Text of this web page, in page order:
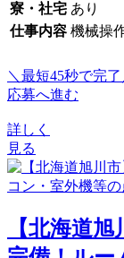
寮・社宅 あり
仕事内容 機械操
＼最短45秒で完了
応募へ進む
詳しく
見る
【北海道